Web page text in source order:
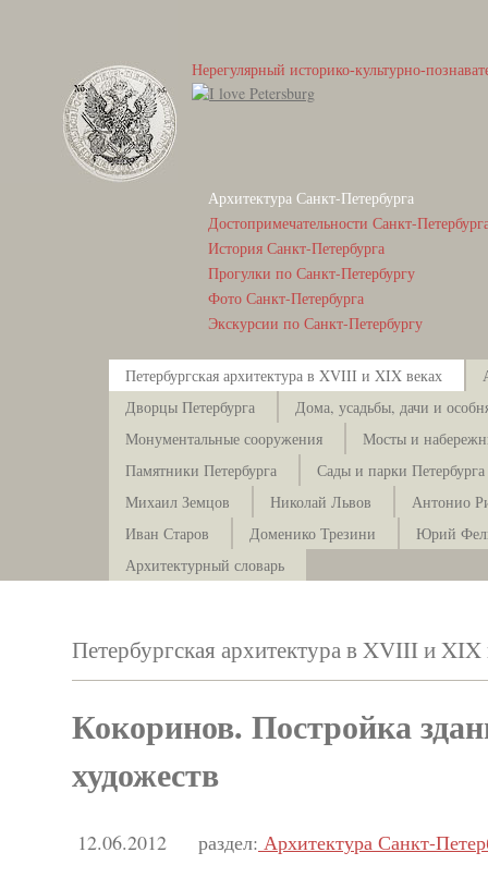
Нерегулярный историко-культурно-
Архитектура Санкт-Петербурга
Достопримечательности Санкт-
История Санкт-Петербурга
Прогулки по Санкт-Петербургу
Фото Санкт-Петербурга
Экскурсии по Санкт-Петербургу
Петербургская архитектура в XVIII и XIX веках
Дворцы Петербурга
Дома, усадьбы, дачи и
Монументальные сооружения
Мосты и
Памятники Петербурга
Сады и парки Петербурга
Михаил Земцов
Николай Львов
Антонио
Иван Старов
Доменико Трезини
Юрий
Архитектурный словарь
Петербургская архитектура в XVIII и XIX
Кокоринов. Постройка
художеств
12.06.2012 раздел: Архитектура Санкт-